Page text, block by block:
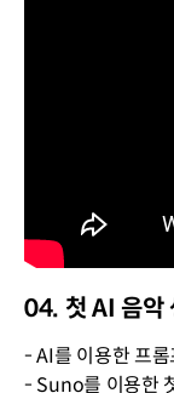
04. 첫 AI 음악
- AI를 이용한 프롬
- Suno를 이용한